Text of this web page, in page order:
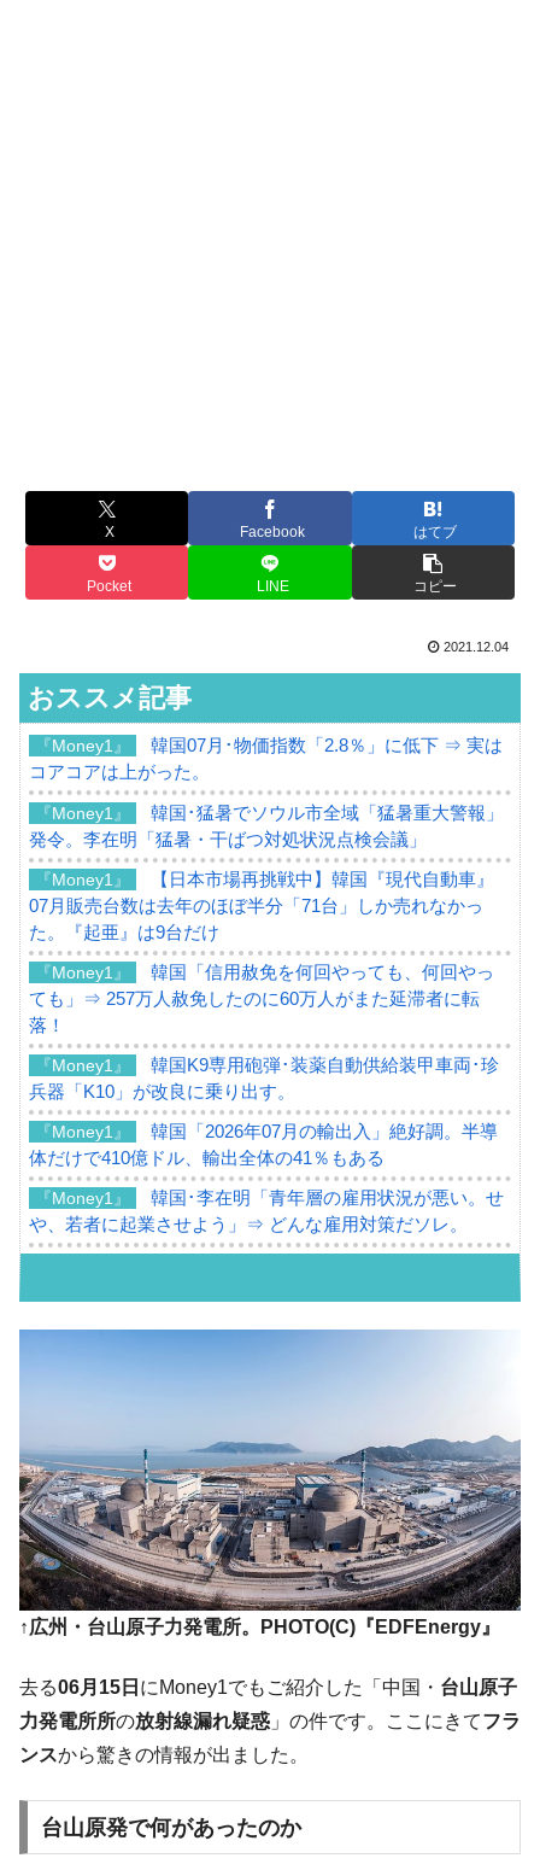
X Facebook はてブ
Pocket LINE コピー
2021.12.04
おススメ記事
『Money1』
韓国07月･物価指数「2.8％」に低下 ⇒ 実は
コアコアは上がった。
『Money1』
韓国･猛暑でソウル市全域「猛暑重大警報」
発令。李在明「猛暑・干ばつ対処状況点検会議」
『Money1』
【日本市場再挑戦中】韓国『現代自動車』
07月販売台数は去年のほぼ半分「71台」しか売れなかっ
た。『起亜』は9台だけ
『Money1』
韓国「信用赦免を何回やっても、何回やっ
ても」⇒ 257万人赦免したのに60万人がまた延滞者に転
落！
『Money1』
韓国K9専用砲弾･装薬自動供給装甲車両･珍
兵器「K10」が改良に乗り出す。
『Money1』
韓国「2026年07月の輸出入」絶好調。半導
体だけで410億ドル、輸出全体の41％もある
『Money1』
韓国･李在明「青年層の雇用状況が悪い。せ
や、若者に起業させよう」⇒ どんな雇用対策だソレ。
『Money1』
韓国「ここは北朝鮮なのか。選管がサーバ
『Money1』
韓国は「中国と同じく」投資に不適格な国
だ。
『Money1』
『韓国銀行』が「金の保有量を増やしま
す」⇒「金を経由するドル入手」手段ではないのか？
『Money1』
韓国･外為取引量「1日当たり1,214.4億ド
ル」まで拡大 ⇒ 海外資金の動きに強く左右される状態
い「50.5％」に上昇
『Money1』
韓国大統領府ボンクラ政策室長が告発され
た ⇒ 国家が行った恐るべき株価操作であり、空前の国政壟
『Money1』
韓国･警察職員が「丸刈りになって抗議活
動」
↑広州・台山原子力発電所。PHOTO(C)『EDFEnergy』
去る06月15日 にMoney1でもご紹介した「中国・ 台山原子
力発電所所の放射線漏れ疑惑 」の件です。ここにきてフラ
ンスから驚きの情報が出ました。
台山原発で何があったのか